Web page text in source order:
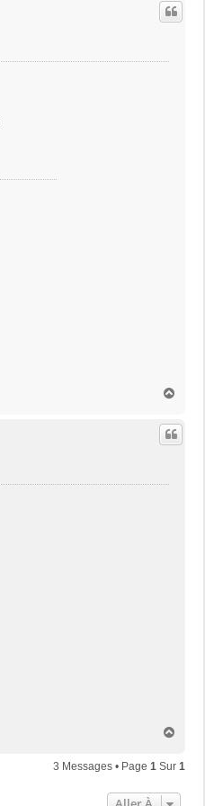
u
u
t
3 Messages • Page 1 Sur 1